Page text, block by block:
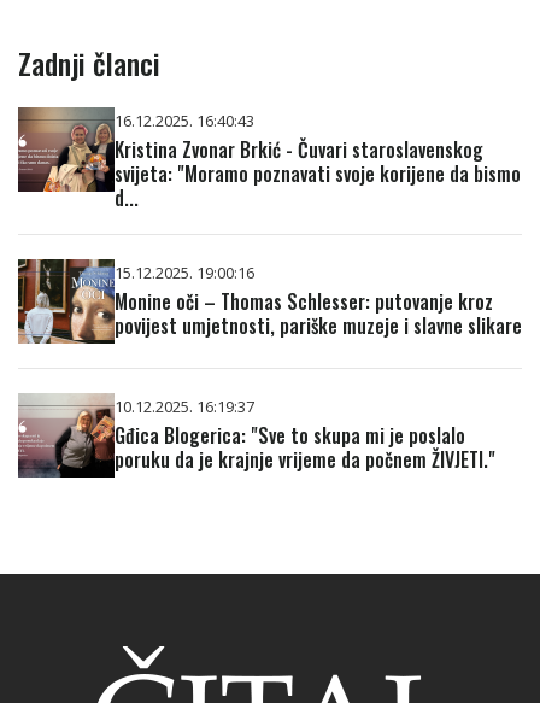
Zadnji članci
16.12.2025. 16:40:43
Kristina Zvonar Brkić - Čuvari staroslavenskog
svijeta: "Moramo poznavati svoje korijene da bismo
d...
15.12.2025. 19:00:16
Monine oči – Thomas Schlesser: putovanje kroz
povijest umjetnosti, pariške muzeje i slavne slikare
10.12.2025. 16:19:37
Gđica Blogerica: "Sve to skupa mi je poslalo
poruku da je krajnje vrijeme da počnem ŽIVJETI."